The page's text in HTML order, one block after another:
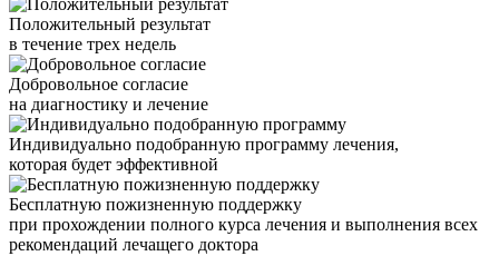
Положительный результат
в течение трех недель
Добровольное согласие
на диагностику и лечение
Индивидуально подобранную программу лечения,
которая будет эффективной
Бесплатную пожизненную поддержку
при прохождении полного курса лечения и выполнения всех
рекомендаций лечащего доктора